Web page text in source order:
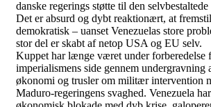
danske regerings støtte til den
Det er absurd og dybt reaktionært, at
demokratisk – uanset Venezuelas store
stor del er skabt af netop USA og EU selv.
Kuppet har længe været under forberedelse
imperialismens side gennem undergravning
økonomi og trusler om militær intervention
Maduro-regeringens svaghed. Venezuela